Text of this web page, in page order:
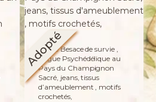
Adopté
Petite Besace de survie ,
Fugue Psychédélique au
Pays du Champignon
Sacré, jeans, tissus
d’ameublement , motifs
crochetés,